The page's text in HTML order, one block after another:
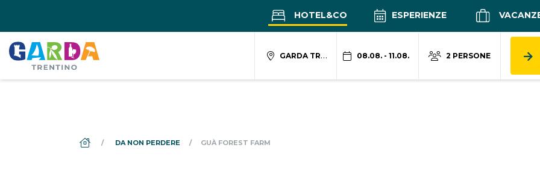
HOTEL&CO ESPERIENZE
GARDA TRENTINO 08.08. - 11.08. 2 PERSONE
DS_BREADCRUMB.HOME
DA NON PERDERE GUÀ FOREST FARM